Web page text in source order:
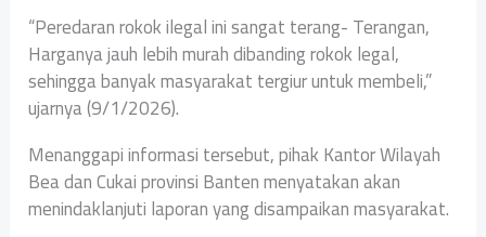
“Peredaran rokok ilegal ini sangat terang- Terangan,
Harganya jauh lebih murah dibanding rokok legal,
sehingga banyak masyarakat tergiur untuk membeli,”
ujarnya (9/1/2026).
Menanggapi informasi tersebut, pihak Kantor Wilayah
Bea dan Cukai provinsi Banten menyatakan akan
menindaklanjuti laporan yang disampaikan masyarakat.